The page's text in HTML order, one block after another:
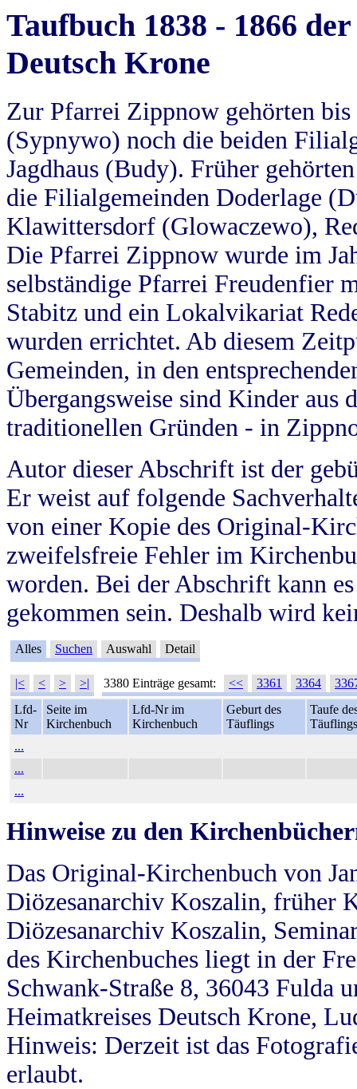
Taufbuch 1838 - 1866
Deutsch Krone
Zur Pfarrei Zippnow gehörten
(Sypnywo) noch die beiden
Jagdhaus (Budy). Früher
die Filialgemeinden Doderlage
Klawittersdorf (Glowaczewo),
Die Pfarrei Zippnow wurde im
selbständige Pfarrei Freudenfier
Stabitz und ein Lokalvikariat
wurden errichtet. Ab diesem
Gemeinden, in den
Übergangsweise sind Kinder aus
traditionellen Gründen - in
Autor dieser Abschrift ist der
Er weist auf folgende
von einer Kopie des Original-
zweifelsfreie Fehler im
worden. Bei der Abschrift kann
gekommen sein. Deshalb wird
Alles Suchen Auswahl Detail
|< < > >| 3380 Einträge gesamt: << 3361 3364
Lfd-
Nr
Seite im
Kirchenbuch
Lfd-Nr im
Kirchenbuch
Geburt des
Täuflings
Taufe
Täuflings
...
...
...
Hinweise zu den
Das Original-Kirchenbuch von
Diözesanarchiv Koszalin, früher
Diözesanarchiv Koszalin,
des Kirchenbuches liegt in der
Schwank-Straße 8, 36043 Fulda
Heimatkreises Deutsch Krone,
Hinweis: Derzeit ist das
erlaubt.